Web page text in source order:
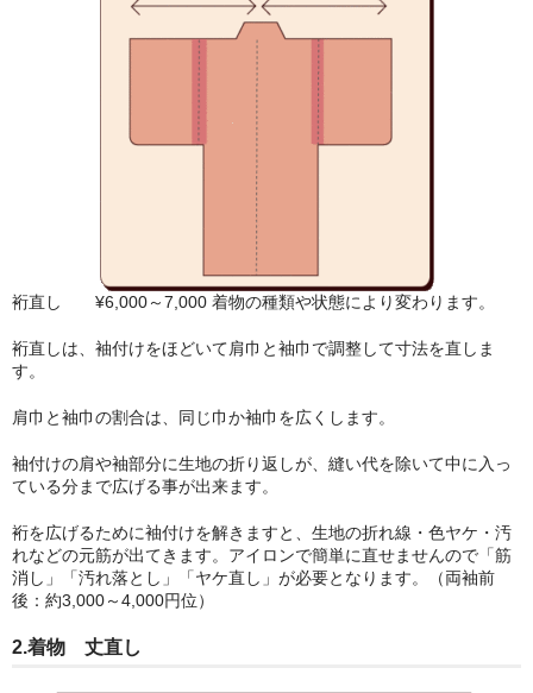
裄直し ¥6,000～7,000 着物の種類や状態により変わります。
裄直しは、袖付けをほどいて肩巾と袖巾で調整して寸法を直しま
す。
肩巾と袖巾の割合は、同じ巾か袖巾を広くします。
袖付けの肩や袖部分に生地の折り返しが、縫い代を除いて中に入っ
ている分まで広げる事が出来ます。
裄を広げるために袖付けを解きますと、生地の折れ線・色ヤケ・汚
れなどの元筋が出てきます。アイロンで簡単に直せませんので「筋
消し」「汚れ落とし」「ヤケ直し」が必要となります。（両袖前
後：約3,000～4,000円位）
2.着物 丈直し